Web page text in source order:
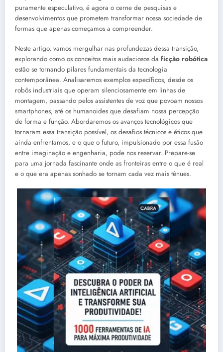
puramente especulativo, é agora o cerne de pesquisas e
desenvolvimentos que prometem transformar nossa sociedade de
formas que apenas começamos a compreender.
Neste artigo, vamos mergulhar nas profundezas dessa transição,
explorando como os conceitos mais audaciosos da ficção robótica
estão se tornando pilares fundamentais da tecnologia
contemporânea. Analisaremos exemplos específicos, desde os
robôs industriais que operam silenciosamente em linhas de
montagem, passando pelos assistentes de voz que povoam nossos
smartphones, até os humanoides que desafiam nossa percepção
de forma e função. Abordaremos os avanços tecnológicos que
tornaram essa transição possível, os desafios técnicos e éticos que
ainda enfrentamos, e o que o futuro, impulsionado por essa fusão
entre imaginação e engenharia, pode nos reservar. Prepare-se
para uma jornada fascinante onde as fronteiras entre o que é real
e o que era apenas sonhado se tornam cada vez mais tênues.